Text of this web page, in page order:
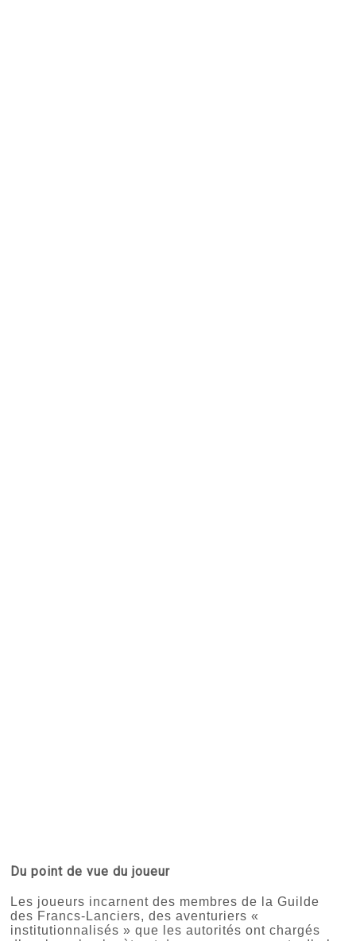
Du point de vue du joueur
Les joueurs incarnent des membres de la Guilde
des Francs-Lanciers, des aventuriers «
institutionnalisés » que les autorités ont chargés